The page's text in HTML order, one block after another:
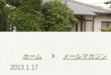
ホーム メールマガジン
2013.1.17